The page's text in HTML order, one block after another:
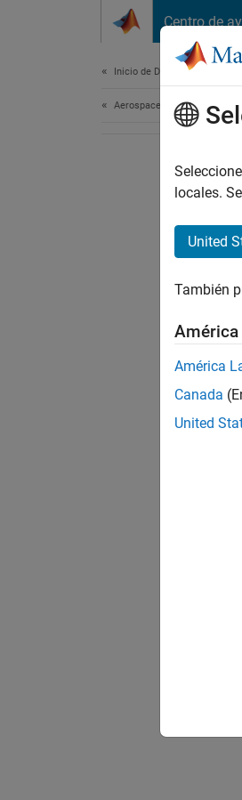
Centro de
Inicio de Documentación
Aerospace and Defense
locales.
United
También
América
América
Canada
United